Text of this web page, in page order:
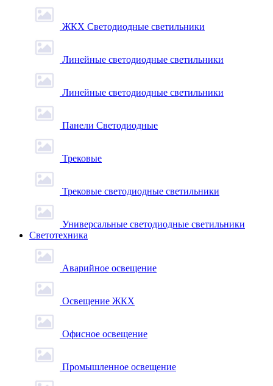
ЖКХ Светодиодные светильники
Линейные светодиодные светильники
Линейные светодиодные светильники
Панели Светодиодные
Трековые
Трековые светодиодные светильники
Универсальные светодиодные светильники
Светотехника
Аварийное освещение
Освещение ЖКХ
Офисное освещение
Промышленное освещение